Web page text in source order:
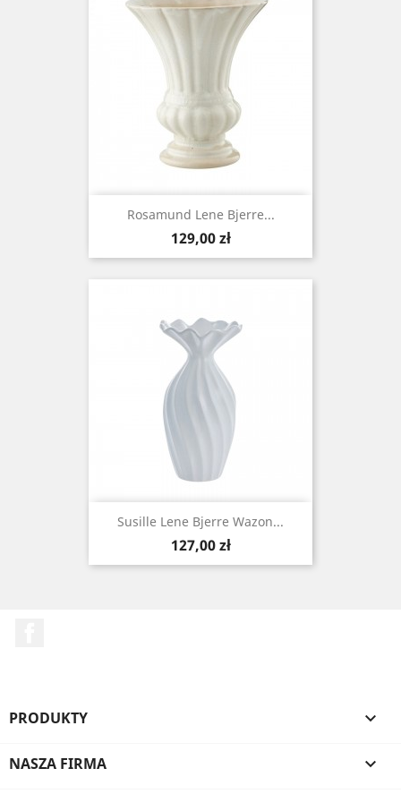
Rosamund Lene Bjerre...
Cena
129,00 zł
Susille Lene Bjerre Wazon...
Cena
127,00 zł
PRODUKTY 
NASZA FIRMA 